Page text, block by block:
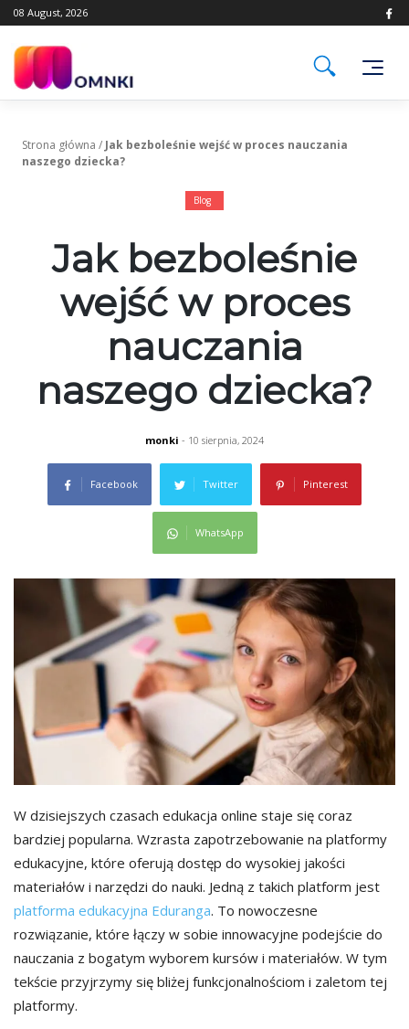
Skip
to
08 August, 2026
Strona główna / Jak bezboleśnie wejść w proces nauczania
naszego dziecka?
Blog
Jak bezboleśnie
wejść w proces
nauczania
naszego dziecka?
monki - 10 sierpnia, 2024
Facebook Twitter Pinterest
WhatsApp
W dzisiejszych czasach edukacja online staje się coraz
bardziej popularna. Wzrasta zapotrzebowanie na platformy
edukacyjne, które oferują dostęp do wysokiej jakości
materiałów i narzędzi do nauki. Jedną z takich platform jest
platforma edukacyjna Eduranga. To nowoczesne
rozwiązanie, które łączy w sobie innowacyjne podejście do
nauczania z bogatym wyborem kursów i materiałów. W tym
tekście przyjrzymy się bliżej funkcjonalnościom i zaletom tej
platformy.